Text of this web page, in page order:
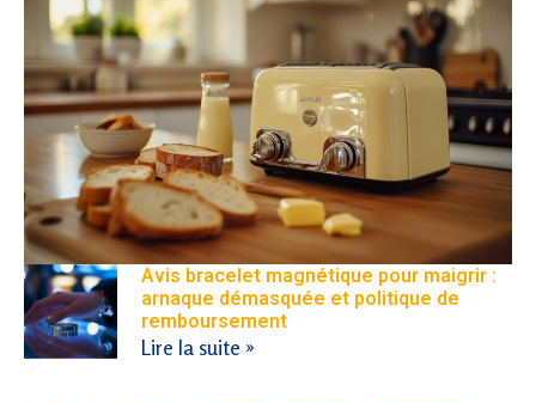
Avis bracelet magnétique pour maigrir :
arnaque démasquée et politique de
remboursement
Lire la suite »